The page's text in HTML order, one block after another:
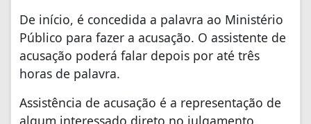
De início, é concedida a palavra ao Ministério
Público para fazer a acusação. O assistente de
acusação poderá falar depois por até três
horas de palavra.
Assistência de acusação é a representação de